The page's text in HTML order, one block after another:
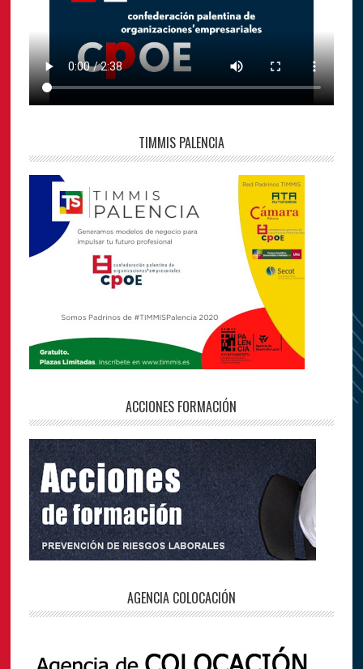
TIMMIS PALENCIA
ACCIONES FORMACIÓN
AGENCIA COLOCACIÓN